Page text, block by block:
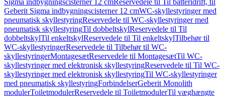
Sigma indbygningscisterner 12 cmReservedele til Til batteridrift, til
Geberit Sigma indbygningscisterner 12 cmWC-skyllestyringer med
pneumatisk skyllestyringReservedele til WC-skyllestyringer med
pneumatisk skyllestyringTil dobbeltskylReservedele til Til
dobbeltskylTil enkeltskylReservedele til Til enkeltskylTilbehør til
WC-skyllestyringerReservedele til Tilbehør til WC-
skyllestyringerMontagesætReservedele til MontagesætTil WC-
skyllestyringer med elektronisk skyllestyringReservedele til Til WC-
skyllestyringer med elektronisk skyllestyringTil WC-skyllestyringer
med pneumatisk skyllestyringForbindelserGeberit Monolith
modulerToiletmodulerReservedele til ToiletmodulerTil væghængte